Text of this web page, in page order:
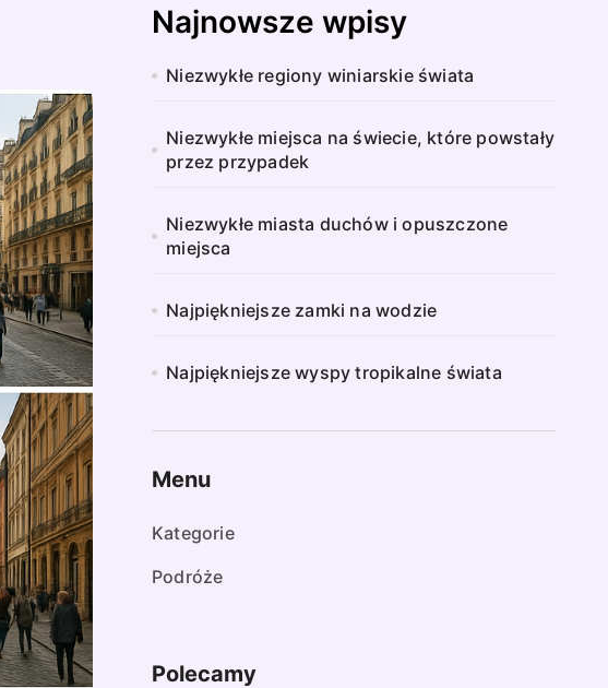
Najnowsze wpisy
Niezwykłe regiony winiarskie świata
Niezwykłe miejsca na świecie, które powstały
przez przypadek
Niezwykłe miasta duchów i opuszczone
miejsca
Najpiękniejsze zamki na wodzie
Najpiękniejsze wyspy tropikalne świata
Menu
Kategorie
Podróże
Polecamy